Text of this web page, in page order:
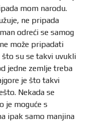
mom narodu.
ne pripada
odreći se samog
može pripadati
što su se takvi uvukli
jedne zemlje treba
je što takvi
Nekada se
je moguće s
ipak samo manjina